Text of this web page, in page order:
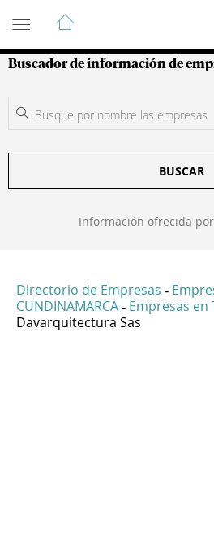
Guía de Empresas
Buscador de información de
BUSCAR
Información ofrecida
Directorio de Empresas -
CUNDINAMARCA - Empresas en
Davarquitectura Sas